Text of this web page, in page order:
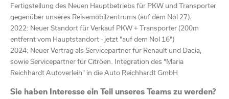
Fertigstellung des Neuen Hauptbetriebs für PKW und Transporter
gegenüber unseres Reisemobilzentrums (auf dem Nol 27).
2022: Neuer Standort für Verkauf PKW + Transporter (200m
entfernt vom Hauptstandort - jetzt "auf dem Nol 16")
2024: Neuer Vertrag als Servicepartner für Renault und Dacia,
sowie Servicepartner für Citröen. Integration des "Maria
Reichhardt Autoverleih" in die Auto Reichhardt GmbH
Sie haben Interesse ein Teil unseres Teams zu werden?